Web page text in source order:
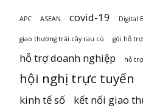
APC ASEAN covid-19 Digital
giao thương trái cây rau củ gói hỗ trợ
hỗ trợ doanh nghiệp hỗ
hội nghị trực tuyến
kinh tế số
kết nối giao